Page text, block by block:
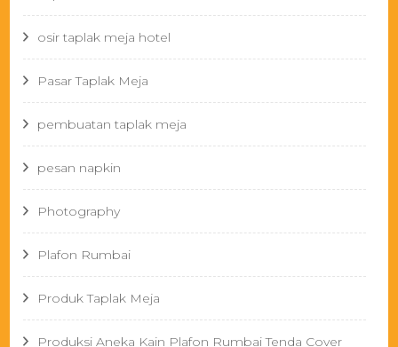
osir taplak meja hotel
Pasar Taplak Meja
pembuatan taplak meja
pesan napkin
Photography
Plafon Rumbai
Produk Taplak Meja
Produksi Aneka Kain Plafon Rumbai Tenda Cover